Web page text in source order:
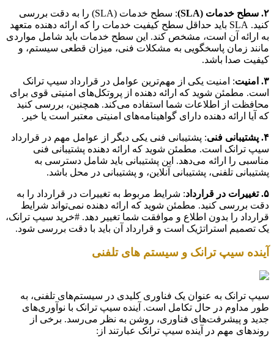
۲. سطح خدمات (SLA)
: سطح خدمات (SLA) را به دقت بررسی
کنید. SLA باید حداقل سطح کیفیت خدمات را که ارائه دهنده متعهد
به ارائه آن است، مشخص کند. این سطح خدمات باید شامل مواردی
مانند زمان پاسخگویی به مشکلات فنی، میزان قطعی سیستم، و
کیفیت صدا باشد.
۳. امنیت
: امنیت یکی از مهم‌ترین عوامل در قرارداد سیپ ترانک
است. مطمئن شوید که ارائه دهنده از پروتکل‌های امنیتی قوی برای
محافظت از اطلاعات شما استفاده می‌کند. همچنین، بررسی کنید
که آیا ارائه دهنده دارای گواهینامه‌های امنیتی معتبر است یا خیر.
۴. پشتیبانی فنی
: پشتیبانی فنی یکی دیگر از عوامل مهم در قرارداد
سیپ ترانک است. مطمئن شوید که ارائه دهنده پشتیبانی فنی
مناسبی را ارائه می‌دهد. این پشتیبانی باید شامل دسترسی به
پشتیبانی تلفنی، پشتیبانی آنلاین، و پشتیبانی در محل باشد.
۵. تغییرات در قرارداد
: شرایط مربوط به تغییرات در قرارداد را به
دقت بررسی کنید. مطمئن شوید که ارائه دهنده نمی‌تواند شرایط
قرارداد را بدون اطلاع و موافقت شما تغییر دهد. #خرید سیپ ترانک،
یک تصمیم استراتژیک است و قرارداد آن باید با دقت بررسی شود.
آینده سیپ ترانک و سیستم های تلفنی
سیپ ترانک به عنوان یک فناوری کلیدی در سیستم‌های تلفنی، به
طور مداوم در حال تکامل است. آینده سیپ ترانک با نوآوری‌های
جدید و پیشرفت‌های فناوری، روشن به نظر می‌رسد. برخی از
روندهای مهم در آینده سیپ ترانک عبارتند از: